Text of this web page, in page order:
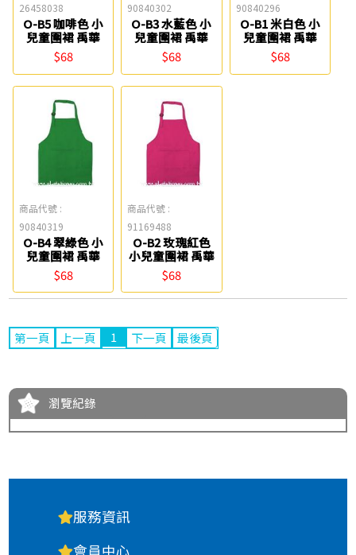
26458038
O-B5 咖啡色 小
兒童圍裙 禹華
$68
90840302
O-B3 水藍色 小
兒童圍裙 禹華
$68
90840296
O-B1 米白色 小
兒童圍裙 禹華
$68
商品代號 :
90840319
O-B4 翠綠色 小
兒童圍裙 禹華
$68
商品代號 :
91169488
O-B2 玫瑰紅色
小兒童圍裙 禹華
$68
第一頁 上一頁 1 下一頁 最後頁
瀏覽紀錄
服務資訊
會員中心